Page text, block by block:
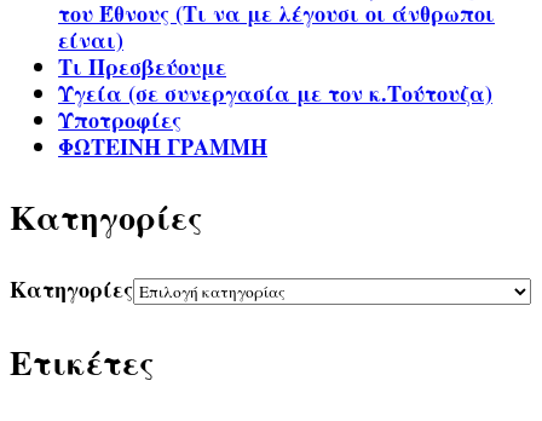
του Έθνους (Τι να με λέγουσι οι άνθρωποι
είναι)
Τι Πρεσβεύουμε
Υγεία (σε συνεργασία με τον κ.Τούτουζα)
Υποτροφίες
ΦΩΤΕΙΝΗ ΓΡΑΜΜΗ
Kατηγορίες
Kατηγορίες
Ετικέτες